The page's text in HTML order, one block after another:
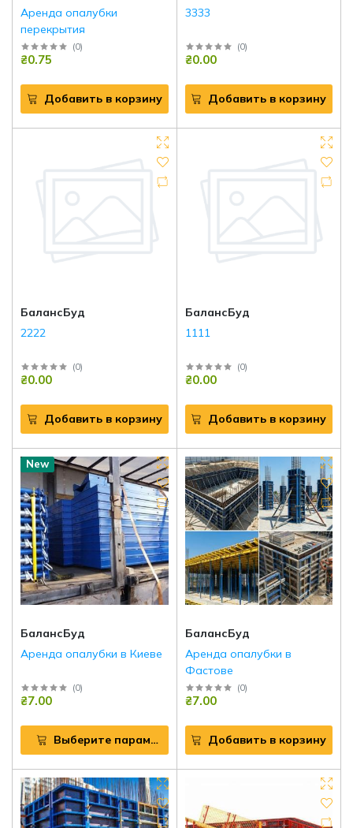
Аренда опалубки
перекрытия
(0)
₴0.75
Добавить в корзину
3333
(0)
₴0.00
Добавить в корзину
БалансБуд
2222
(0)
₴0.00
Добавить в корзину
БалансБуд
1111
(0)
₴0.00
Добавить в корзину
New
БалансБуд
Аренда опалубки в Киеве
(0)
₴7.00
Выберите параметры
БалансБуд
Аренда опалубки в
Фастове
(0)
₴7.00
Добавить в корзину